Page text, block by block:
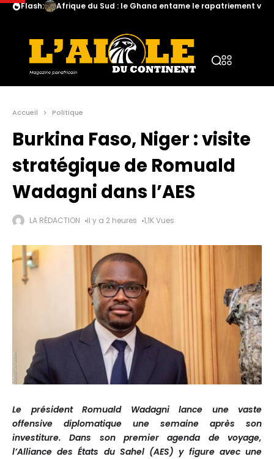
Flash: Afrique du Sud : le Ghana entame le rapatriement
Accueil Politique
Burkina Faso, Niger : visite
stratégique de Romuald
Wadagni dans l’AES
LA RÉDACTION il y a 2 heures 1,1K Vues
Le président Romuald Wadagni lance une vaste
offensive diplomatique une semaine après son
investiture. Dans son premier agenda de voyage,
l’Alliance des États du Sahel (AES) y figure avec une